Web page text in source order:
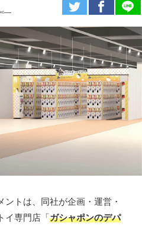
✄—
トは、同社が企画・運営・
イ専門店「ガシャポンのデパ